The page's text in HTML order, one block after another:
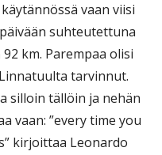
vaan viisi
suhteutettuna
km. Parempaa olisi
tarvinnut.
silloin tällöin ja nehän
vaan: ”every time you
kirjoittaa Leonardo